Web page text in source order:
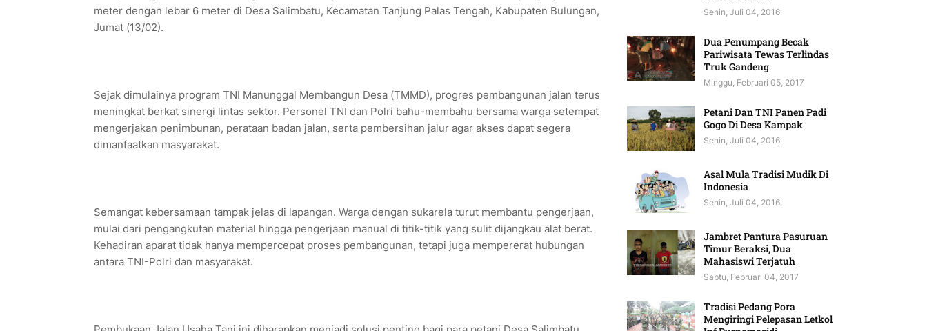
meter dengan lebar 6 meter di Desa Salimbatu, Kecamatan Tanjung Palas Tengah, Kabupaten Bulungan,
Jumat (13/02).
Sejak dimulainya program TNI Manunggal Membangun Desa (TMMD), progres pembangunan jalan terus
meningkat berkat sinergi lintas sektor. Personel TNI dan Polri bahu-membahu bersama warga setempat
mengerjakan penimbunan, perataan badan jalan, serta pembersihan jalur agar akses dapat segera
dimanfaatkan masyarakat.
Semangat kebersamaan tampak jelas di lapangan. Warga dengan sukarela turut membantu pengerjaan,
mulai dari pengangkutan material hingga pengerjaan manual di titik-titik yang sulit dijangkau alat berat.
Kehadiran aparat tidak hanya mempercepat proses pembangunan, tetapi juga mempererat hubungan
antara TNI-Polri dan masyarakat.
Senin, Juli 04, 2016
Dua Penumpang Becak
Pariwisata Tewas Terlindas
Truk Gandeng
Minggu, Februari 05, 2017
Petani Dan TNI Panen Padi
Gogo Di Desa Kampak
Senin, Juli 04, 2016
Asal Mula Tradisi Mudik Di
Indonesia
Senin, Juli 04, 2016
Jambret Pantura Pasuruan
Timur Beraksi, Dua
Mahasiswi Terjatuh
Sabtu, Februari 04, 2017
Tradisi Pedang Pora
Mengiringi Pelepasan Letkol